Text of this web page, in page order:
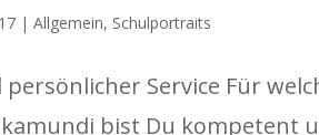
|Allgemein, Schulportraits
persönlicher Service Für
bist Du kompetent